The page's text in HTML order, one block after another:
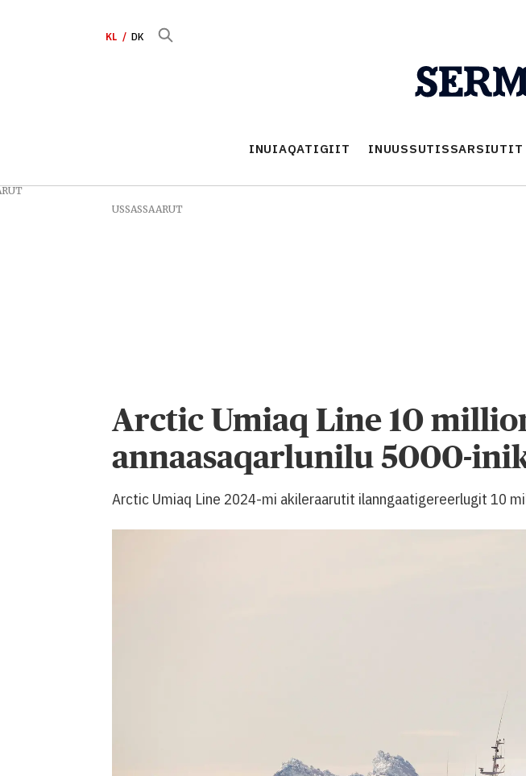
KL DK
INUIAQATIGIIT INUUSSUTISSARSIUTIT
USSASSAARUT
Arctic Umiaq Line 10
annaasaqarlunilu 5000-
Arctic Umiaq Line 2024-mi akileraarutit ilanngaatigereerlugit 10